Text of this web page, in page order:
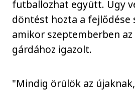
futballozhat együtt. Úgy
döntést hozta a fejlődése
amikor szeptemberben
gárdához igazolt.
"Mindig örülök az